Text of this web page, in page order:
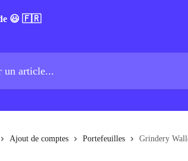
😃 🇫🇷
Ajout de comptes Portefeuilles Grindery